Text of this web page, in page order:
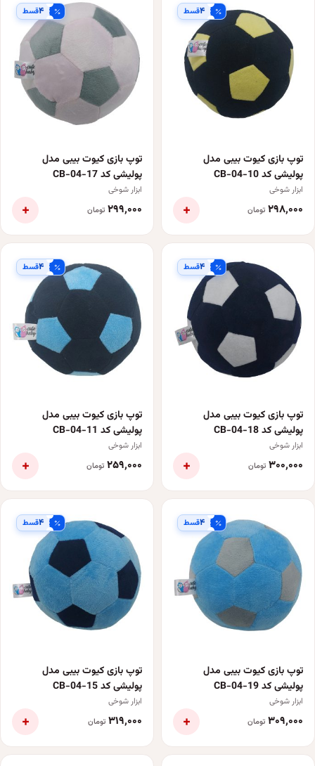
۴قسط
توپ بازی کیوت بیبی مدل
پولیشی کد CB-04-10
ابزار شوخی
۲۹۸٬۰۰۰ تومان +
۴قسط
توپ بازی کیوت بیبی مدل
پولیشی کد CB-04-17
ابزار شوخی
۲۹۹٬۰۰۰ تومان +
۴قسط
توپ بازی کیوت بیبی مدل
پولیشی کد CB-04-18
ابزار شوخی
۳۰۰٬۰۰۰ تومان +
۴قسط
توپ بازی کیوت بیبی مدل
پولیشی کد CB-04-11
ابزار شوخی
۲۵۹٬۰۰۰ تومان +
۴قسط
توپ بازی کیوت بیبی مدل
پولیشی کد CB-04-19
ابزار شوخی
۳۰۹٬۰۰۰ تومان +
۴قسط
توپ بازی کیوت بیبی مدل
پولیشی کد CB-04-15
ابزار شوخی
۳۱۹٬۰۰۰ تومان +